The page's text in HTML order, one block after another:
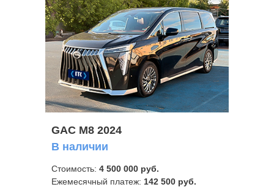
GAC M8 2024
В наличии
Стоимость: 4 500 000 руб.
Ежемесячный платеж: 142 500 руб.